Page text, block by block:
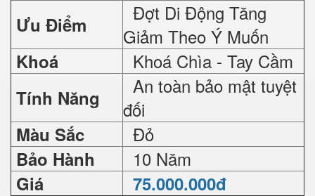
Ưu Điểm
Đợt Di Động Tăng
Giảm Theo Ý Muốn
Khoá Khoá Chìa - Tay Cầm
Tính Năng
An toàn bảo mật tuyệt
đối
Màu Sắc Đỏ
Bảo Hành 10 Năm
Giá 75.000.000đ